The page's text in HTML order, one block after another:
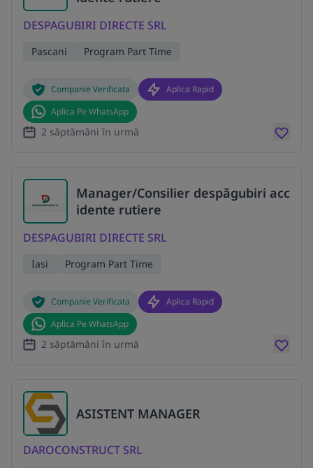
DESPAGUBIRI DIRECTE SRL
Pascani Program Part Time
Companie Verificata
Aplica Rapid
Aplica Pe WhatsApp
2 săptămâni în urmă
Manager/Consilier despăgubiri acc
idente rutiere
DESPAGUBIRI DIRECTE SRL
Iasi Program Part Time
Companie Verificata
Aplica Rapid
Aplica Pe WhatsApp
2 săptămâni în urmă
ASISTENT MANAGER
DAROCONSTRUCT SRL